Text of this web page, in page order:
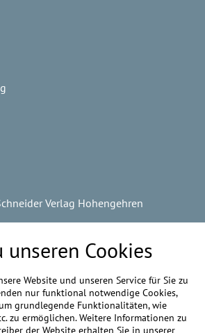
Verlag Hohengehren
unseren Cookies
Website und unseren Service für Sie zu
nur funktional notwendige Cookies,
grundlegende Funktionalitäten, wie
zu ermöglichen. Weitere Informationen zu
der Website erhalten Sie in unserer